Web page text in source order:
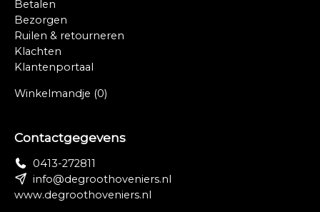
Betalen
Bezorgen
Ruilen & retourneren
Klachten
Klantenportaal
Winkelmandje (0)
Contactgegevens
0413-272811
info@degroothoveniers.nl
www.degroothoveniers.nl